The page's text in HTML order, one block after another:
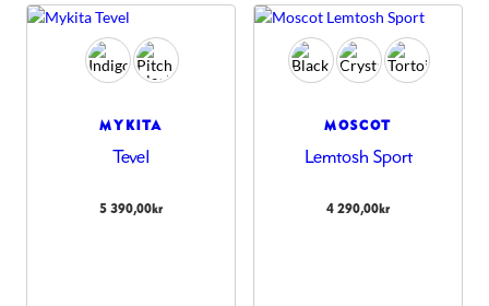
MYKITA
Tevel
5 390,00kr
MOSCOT
Lemtosh Sport
4 290,00kr